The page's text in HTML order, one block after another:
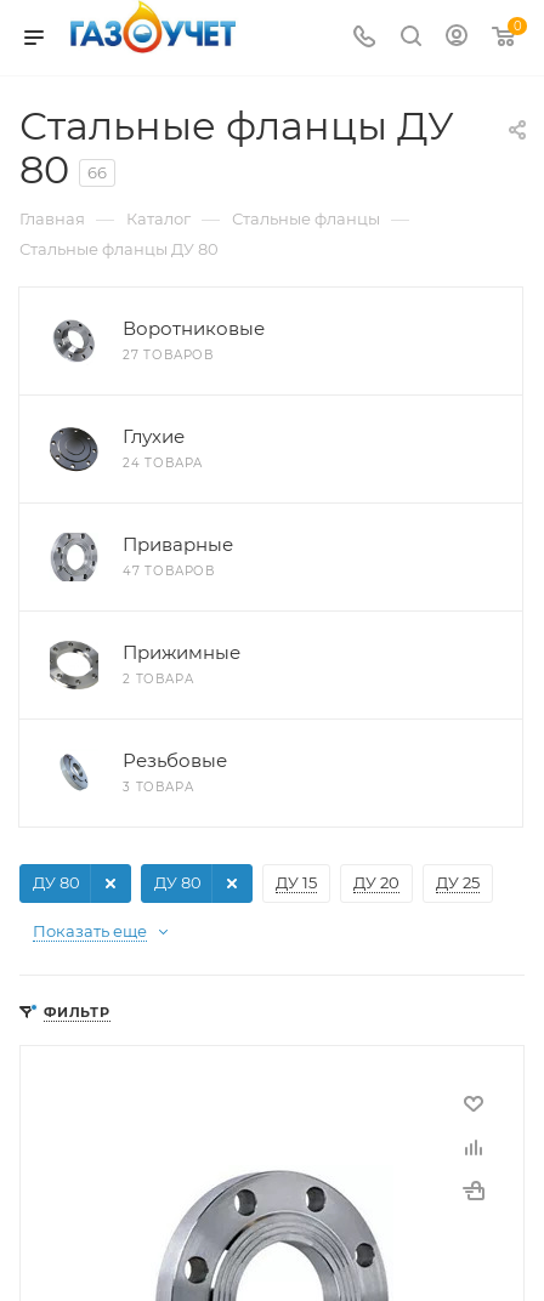
0
Стальные фланцы ДУ
80
66
Главная — Каталог — Стальные фланцы —
Стальные фланцы ДУ 80
Воротниковые
27 ТОВАРОВ
Глухие
24 ТОВАРА
Приварные
47 ТОВАРОВ
Прижимные
2 ТОВАРА
Резьбовые
3 ТОВАРА
ДУ 15 ДУ 20 ДУ 25
ДУ 80 ДУ 80
Показать еще
ФИЛЬТР